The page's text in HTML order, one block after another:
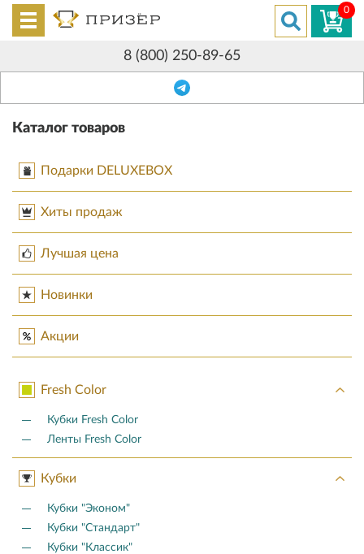
8 (800) 250-89-65
0
Каталог товаров
Подарки DELUXEBOX
Хиты продаж
Лучшая цена
Новинки
Акции
Fresh Color
Кубки Fresh Color
Ленты Fresh Color
Кубки
Кубки "Эконом"
Кубки "Стандарт"
Кубки "Классик"